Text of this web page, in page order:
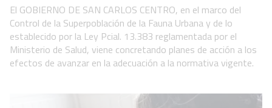
El GOBIERNO DE SAN CARLOS CENTRO, en el marco del
Control de la Superpoblación de la Fauna Urbana y de lo
establecido por la Ley Pcial. 13.383 reglamentada por el
Ministerio de Salud, viene concretando planes de acción a los
efectos de avanzar en la adecuación a la normativa vigente.